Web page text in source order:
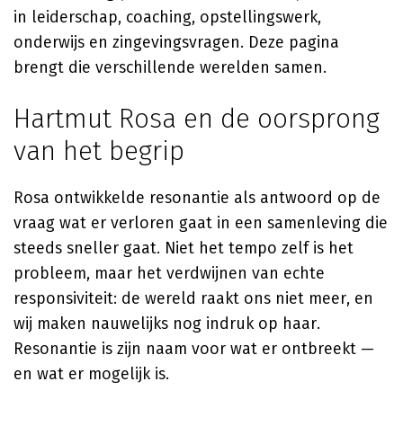
in leiderschap, coaching, opstellingswerk,
onderwijs en zingevingsvragen. Deze pagina
brengt die verschillende werelden samen.
Hartmut Rosa en de oorsprong
van het begrip
Rosa ontwikkelde resonantie als antwoord op de
vraag wat er verloren gaat in een samenleving die
steeds sneller gaat. Niet het tempo zelf is het
probleem, maar het verdwijnen van echte
responsiviteit: de wereld raakt ons niet meer, en
wij maken nauwelijks nog indruk op haar.
Resonantie is zijn naam voor wat er ontbreekt —
en wat er mogelijk is.